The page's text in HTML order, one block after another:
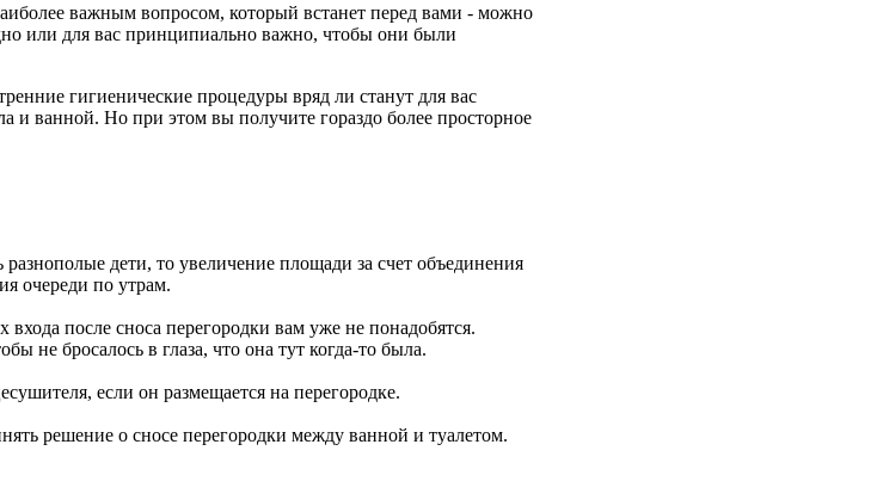
важным вопросом, который встанет перед вами - можно
или для вас принципиально важно, чтобы они были
гигиенические процедуры вряд ли станут для вас
и ванной. Но при этом вы получите гораздо более просторное
разнополые дети, то увеличение площади за счет объединения
очереди по утрам.
после сноса перегородки вам уже не понадобятся.
не бросалось в глаза, что она тут когда-то была.
если он размещается на перегородке.
решение о сносе перегородки между ванной и туалетом.